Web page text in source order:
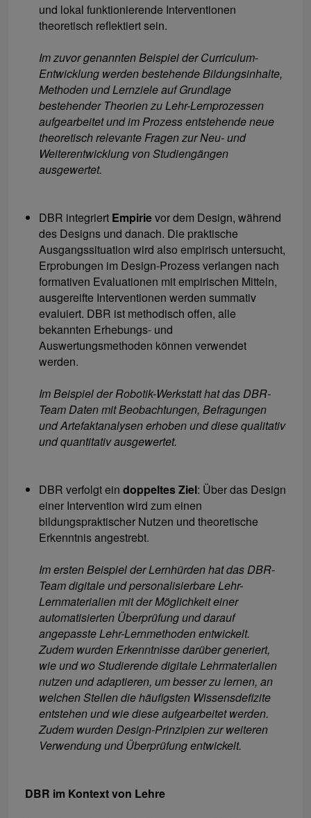
und lokal funktionierende Interventionen
theoretisch reflektiert sein.
Im zuvor genannten Beispiel der Curriculum-
Entwicklung werden bestehende Bildungsinhalte,
Methoden und Lernziele auf Grundlage
bestehender Theorien zu Lehr-Lernprozessen
aufgearbeitet und im Prozess entstehende neue
theoretisch relevante Fragen zur Neu- und
Weiterentwicklung von Studiengängen
ausgewertet.
DBR integriert Empirievor dem Design, während
des Designs und danach. Die praktische
Ausgangssituation wird also empirisch untersucht,
Erprobungen im Design-Prozess verlangen nach
formativen Evaluationen mit empirischen Mitteln,
ausgereifte Interventionen werden summativ
evaluiert. DBR ist methodisch offen, alle
bekannten Erhebungs- und
Auswertungsmethoden können verwendet
werden.
Im Beispiel der Robotik-Werkstatt hat das DBR-
Team Daten mit Beobachtungen, Befragungen
und Artefaktanalysen erhoben und diese qualitativ
und quantitativ ausgewertet.
DBR verfolgt ein doppeltes Ziel: Über das Design
einer Intervention wird zum einen
bildungspraktischer Nutzen und theoretische
Erkenntnis angestrebt.
Im ersten Beispiel der Lernhürden hat das DBR-
Team digitale und personalisierbare Lehr-
Lernmaterialien mit der Möglichkeit einer
automatisierten Überprüfung und darauf
angepasste Lehr-Lernmethoden entwickelt.
Zudem wurden Erkenntnisse darüber generiert,
wie und wo Studierende digitale Lehrmaterialien
nutzen und adaptieren, um besser zu lernen, an
welchen Stellen die häufigsten Wissensdefizite
entstehen und wie diese aufgearbeitet werden.
Zudem wurden Design-Prinzipien zur weiteren
Verwendung und Überprüfung entwickelt.
DBR im Kontext von Lehre